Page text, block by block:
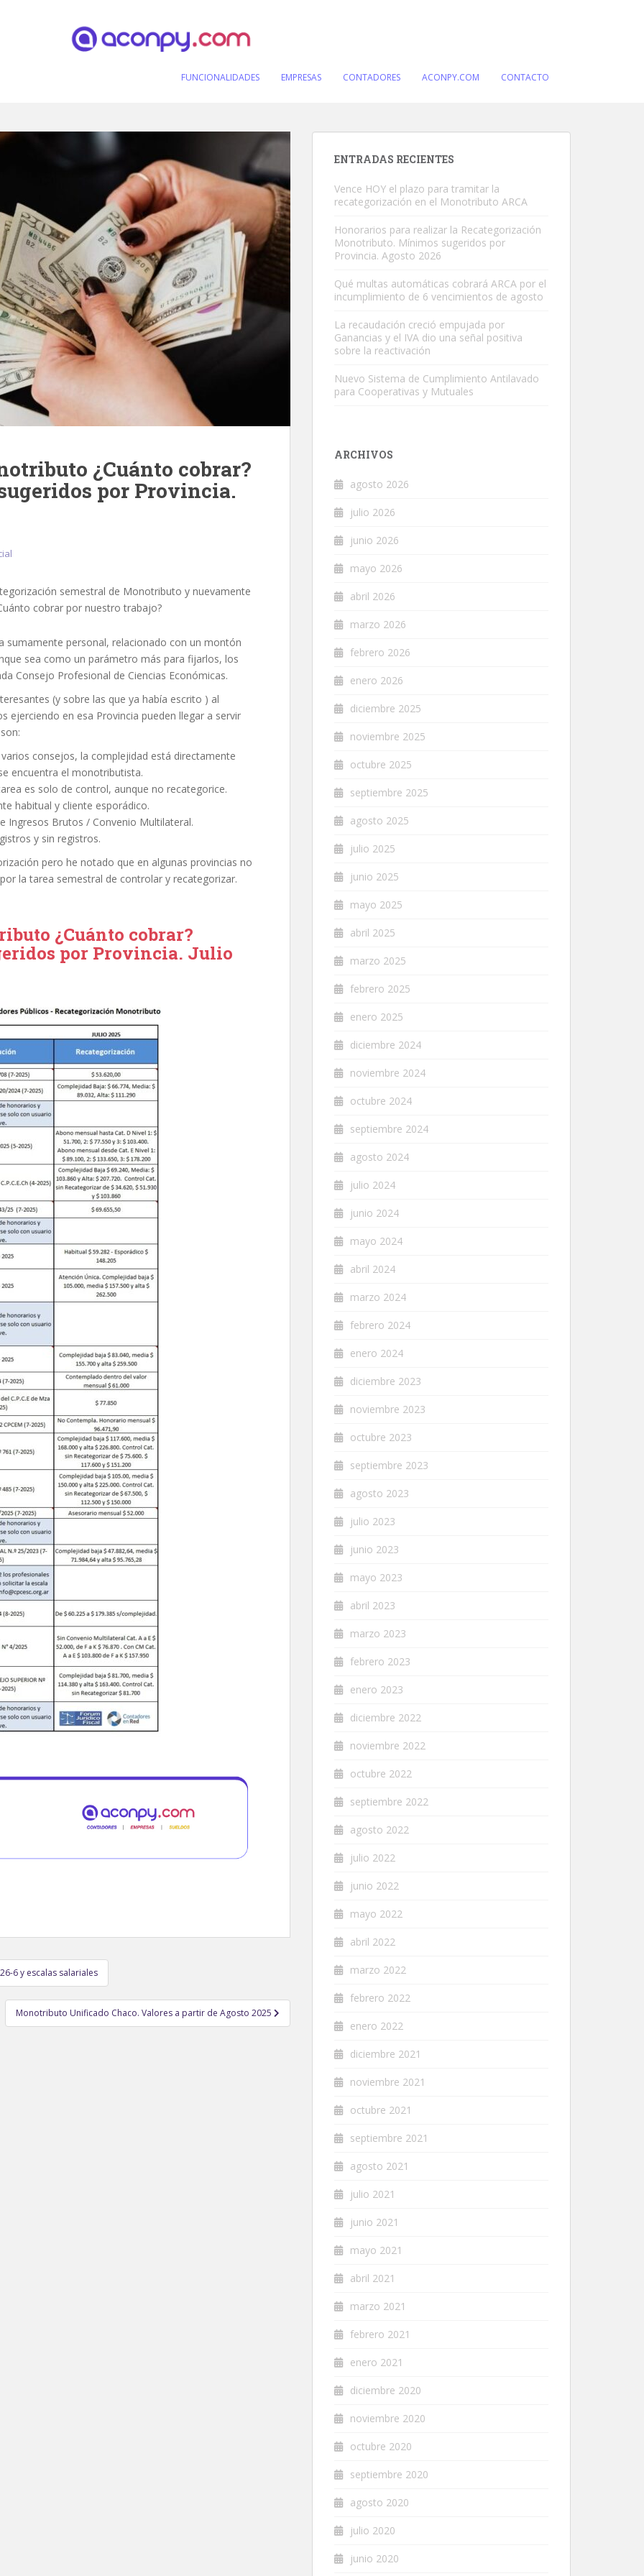
FUNCIONALIDADES EMPRESAS CONTADORES ACONPY.COM CONTACTO
¿Cuánto cobrar?
por Provincia.
semestral de Monotributo y nuevamente
cobrar por nuestro trabajo?
sumamente personal, relacionado con un montón
sea como un parámetro más para fijarlos, los
Consejo Profesional de Ciencias Económicas.
(y sobre las que ya había escrito ) al
en esa Provincia pueden llegar a servir
consejos, la complejidad está directamente
encuentra el monotributista.
es solo de control, aunque no recategorice.
habitual y cliente esporádico.
Ingresos Brutos / Convenio Multilateral.
y sin registros.
pero he notado que en algunas provincias no
la tarea semestral de controlar y recategorizar.
¿Cuánto cobrar?
por Provincia. Julio
6 y escalas salariales
Monotributo Unificado Chaco. Valores a partir de Agosto 2025
ENTRADAS RECIENTES
Vence HOY el plazo para tramitar la
recategorización en el Monotributo ARCA
Honorarios para realizar la Recategorización
Monotributo. Mínimos sugeridos por
Provincia. Agosto 2026
Qué multas automáticas cobrará ARCA por el
incumplimiento de 6 vencimientos de agosto
La recaudación creció empujada por
Ganancias y el IVA dio una señal positiva
sobre la reactivación
Nuevo Sistema de Cumplimiento Antilavado
para Cooperativas y Mutuales
ARCHIVOS
agosto 2026
julio 2026
junio 2026
mayo 2026
abril 2026
marzo 2026
febrero 2026
enero 2026
diciembre 2025
noviembre 2025
octubre 2025
septiembre 2025
agosto 2025
julio 2025
junio 2025
mayo 2025
abril 2025
marzo 2025
febrero 2025
enero 2025
diciembre 2024
noviembre 2024
octubre 2024
septiembre 2024
agosto 2024
julio 2024
junio 2024
mayo 2024
abril 2024
marzo 2024
febrero 2024
enero 2024
diciembre 2023
noviembre 2023
octubre 2023
septiembre 2023
agosto 2023
julio 2023
junio 2023
mayo 2023
abril 2023
marzo 2023
febrero 2023
enero 2023
diciembre 2022
noviembre 2022
octubre 2022
septiembre 2022
agosto 2022
julio 2022
junio 2022
mayo 2022
abril 2022
marzo 2022
febrero 2022
enero 2022
diciembre 2021
noviembre 2021
octubre 2021
septiembre 2021
agosto 2021
julio 2021
junio 2021
mayo 2021
abril 2021
marzo 2021
febrero 2021
enero 2021
diciembre 2020
noviembre 2020
octubre 2020
septiembre 2020
agosto 2020
julio 2020
junio 2020